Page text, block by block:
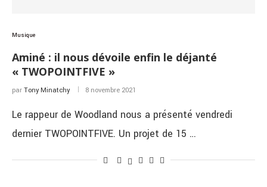
Musique
Aminé : il nous dévoile enfin le déjanté
« TWOPOINTFIVE »
par Tony Minatchy 8 novembre 2021
Le rappeur de Woodland nous a présenté vendredi
dernier TWOPOINTFIVE. Un projet de 15 …